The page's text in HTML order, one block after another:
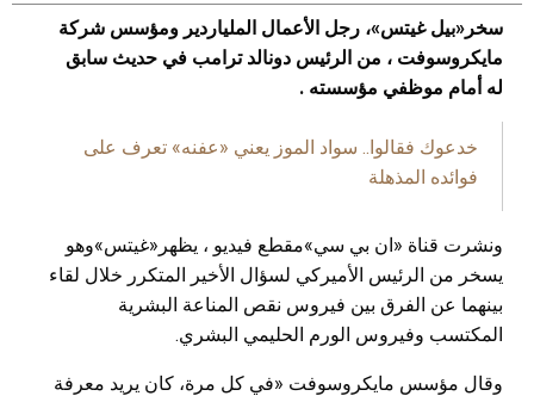
سخر«بيل غيتس»، رجل الأعمال الملياردير ومؤسس شركة
مايكروسوفت ، من الرئيس دونالد ترامب في حديث سابق
له أمام موظفي مؤسسته .
خدعوك فقالوا.. سواد الموز يعني «عفنه» تعرف على
فوائده المذهلة
ونشرت قناة «ان بي سي»مقطع فيديو ، يظهر«غيتس»وهو
يسخر من الرئيس الأميركي لسؤال الأخير المتكرر خلال لقاء
بينهما عن الفرق بين فيروس نقص المناعة البشرية
المكتسب وفيروس الورم الحليمي البشري.
وقال مؤسس مايكروسوفت «في كل مرة، كان يريد معرفة